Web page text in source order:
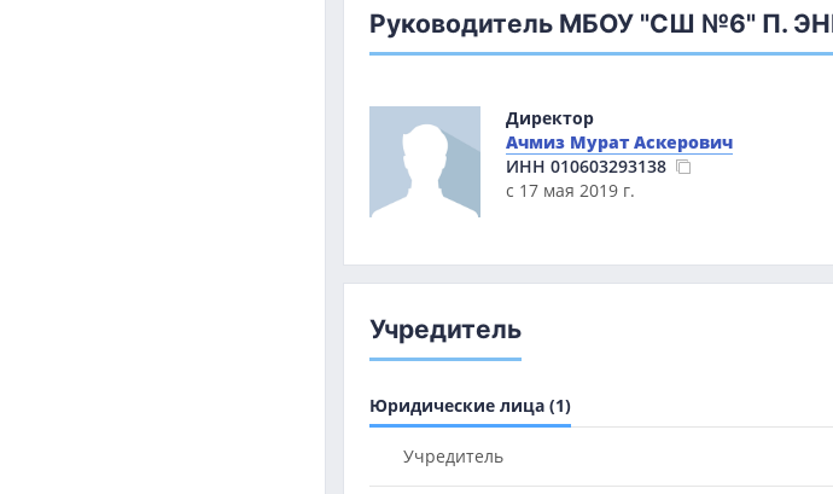
Руководитель МБОУ "СШ №6" П.
Директор
Ачмиз Мурат Аскерович
ИНН 010603293138
с 17 мая 2019 г.
Учредитель
Юридические лица (1)
Учредитель